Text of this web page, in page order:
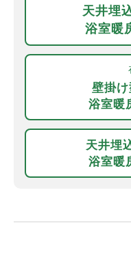
天井埋
浴室暖
壁掛
浴室暖
天井埋
浴室暖